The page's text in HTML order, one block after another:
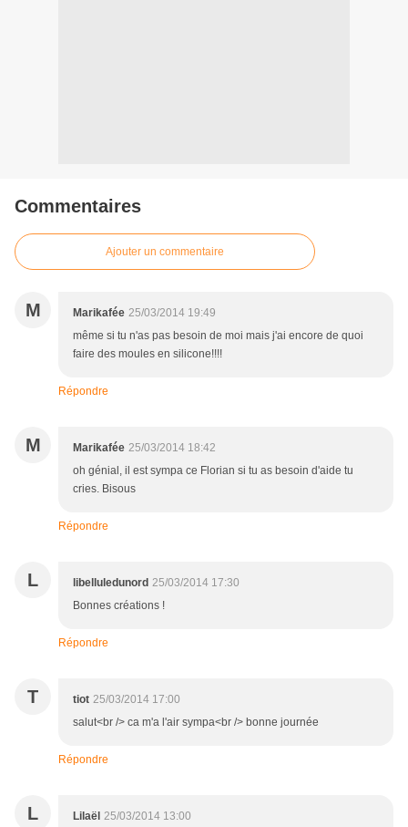
Commentaires
Ajouter un commentaire
M Marikafée 25/03/2014 19:49
même si tu n'as pas besoin de moi mais j'ai encore de quoi
faire des moules en silicone!!!!
Répondre
M Marikafée 25/03/2014 18:42
oh génial, il est sympa ce Florian si tu as besoin d'aide tu
cries. Bisous
Répondre
L libelluledunord 25/03/2014 17:30
Bonnes créations !
Répondre
T tiot 25/03/2014 17:00
salut<br /> ca m'a l'air sympa<br /> bonne journée
Répondre
L Lilaël 25/03/2014 13:00